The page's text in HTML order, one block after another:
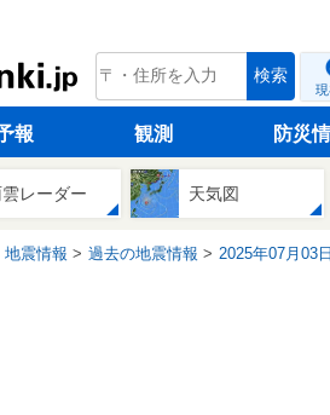
tenki.jp 検索
報 観測 防災
レーダー 天気図
地震情報 過去の地震情報 2025年07月03日